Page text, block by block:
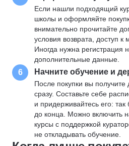
Если нашли подходящий
школы и оформляйте
внимательно прочитайте
условия возврата, доступ
Иногда нужна регистрация
дополнительные данные.
6 Начните обучение и
После покупки вы получите
сразу. Составьте себе
и придерживайтесь его:
до конца. Можно включить
курсы с поддержкой
не откладывать обучение.